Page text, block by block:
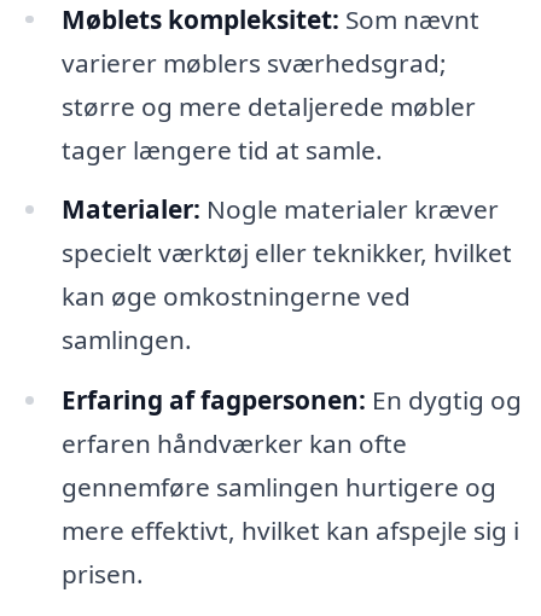
Møblets kompleksitet: Som nævnt
varierer møblers sværhedsgrad;
større og mere detaljerede møbler
tager længere tid at samle.
Materialer: Nogle materialer kræver
specielt værktøj eller teknikker, hvilket
kan øge omkostningerne ved
samlingen.
Erfaring af fagpersonen: En dygtig og
erfaren håndværker kan ofte
gennemføre samlingen hurtigere og
mere effektivt, hvilket kan afspejle sig i
prisen.